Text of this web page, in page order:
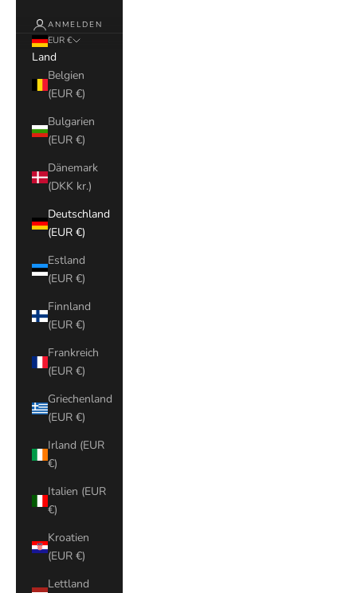
ANMELDEN
EUR €
Land
Belgien
(EUR €)
Bulgarien
(EUR €)
Dänemark
(DKK kr.)
Deutschland
(EUR €)
Estland
(EUR €)
Finnland
(EUR €)
Frankreich
(EUR €)
Griechenland
(EUR €)
Irland (EUR
€)
Italien (EUR
€)
Kroatien
(EUR €)
Lettland